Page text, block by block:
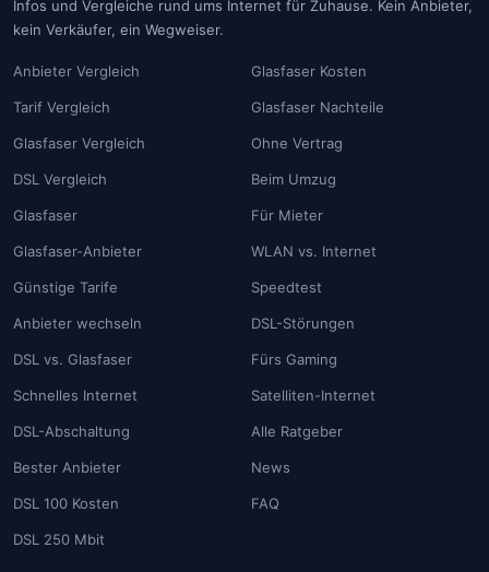
Infos und Vergleiche rund ums Internet für Zuhause. Kein Anbieter,
kein Verkäufer, ein Wegweiser.
Anbieter Vergleich
Tarif Vergleich
Glasfaser Vergleich
DSL Vergleich
Glasfaser
Glasfaser-Anbieter
Günstige Tarife
Anbieter wechseln
DSL vs. Glasfaser
Schnelles Internet
DSL-Abschaltung
Bester Anbieter
DSL 100 Kosten
DSL 250 Mbit
Glasfaser Kosten
Glasfaser Nachteile
Ohne Vertrag
Beim Umzug
Für Mieter
WLAN vs. Internet
Speedtest
DSL-Störungen
Fürs Gaming
Satelliten-Internet
Alle Ratgeber
News
FAQ